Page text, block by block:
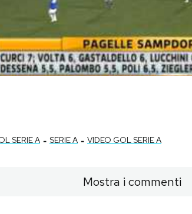
SERIE A - SERIE A - VIDEO GOL SERIE A
Mostra i commenti